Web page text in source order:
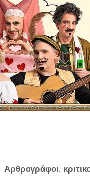
Αρθρογράφοι,